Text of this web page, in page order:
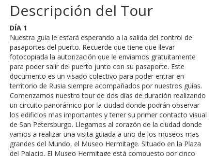
Descripción del Tour
DÍA 1
Nuestra guía le estará esperando a la salida del control de
pasaportes del puerto. Recuerde que tiene que llevar
fotocopiada la autorización que le enviamos gratuitamente
para poder salir del puerto junto con su pasaporte. Este
documento es un visado colectivo para poder entrar en
territorio de Rusia siempre acompañados por nuestros guías.
Comenzamos nuestro tour de dos días de duración realizando
un circuito panorámico por la ciudad donde podrán observar
los edificios mas importantes y tener su primer contacto visual
de San Petersburgo. Llegamos al corazón de la ciudad donde
vamos a realizar una visita guiada a uno de los museos mas
grandes del Mundo, el Museo Hermitage. Situado en la Plaza
del Palacio. El Museo Hermitage está compuesto por cinco